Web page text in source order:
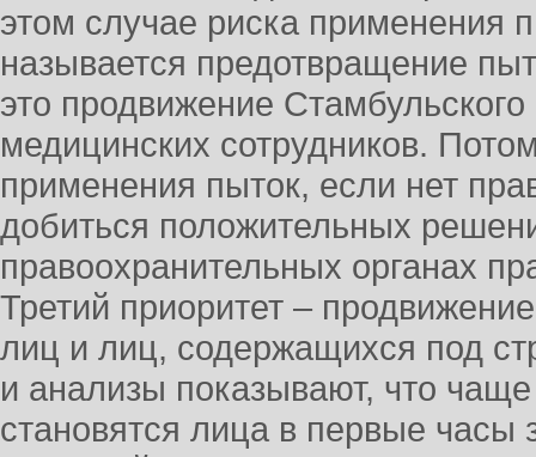
этом случае риска применения
называется предотвращение
это продвижение
медицинских сотрудников.
применения пыток, если нет
добиться положительных
правоохранительных органах
Третий приоритет –
лиц и лиц, содержащихся под
и анализы показывают, что
становятся лица в первые часы